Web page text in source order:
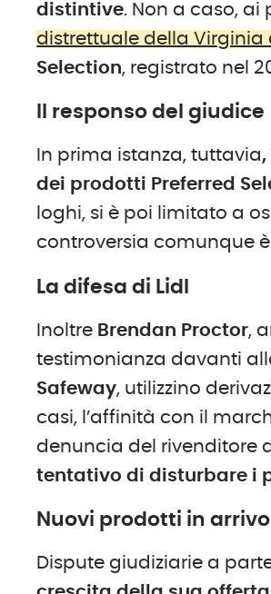
distintive. Non a caso, ai
distrettuale della Virginia
Selection, registrato nel
Il responso del giudice
In prima istanza, tuttavia
dei prodotti Preferred
loghi, si è poi limitato a
controversia comunque
La difesa di Lidl
Inoltre Brendan Proctor,
testimonianza davanti
Safeway, utilizzino
casi, l’affinità con il
denuncia del rivenditore
tentativo di disturbare i
Nuovi prodotti in arrivo
Dispute giudiziarie a